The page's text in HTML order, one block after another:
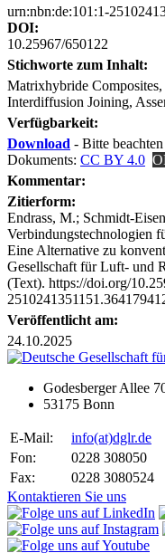
urn:nbn:de:101:1-
DOI:
10.25967/650122
Stichworte zum Inhalt:
Matrixhybride Composites,
Interdiffusion Joining,
Verfügbarkeit:
Download - Bitte
Dokuments: CC BY 4.0
Kommentar:
Zitierform:
Endrass, M.; Schmidt-
Verbindungstechnologien
Eine Alternative zu
Gesellschaft für Luft- und
(Text). https://doi.org/
Veröffentlicht am:
24.10.2025
Godesberger Allee
53175 Bonn
E-Mail: info(at)dglr.de
Fon:
0228 308050
Fax:
0228 3080524
Kontaktieren Sie uns